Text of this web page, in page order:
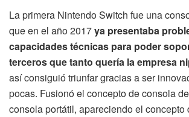
La primera Nintendo Switch fue una
que en el año 2017ya presentaba
capacidades técnicas para poder
terceros que tanto quería la empresa
así consiguió triunfar gracias a ser
pocas. Fusionó el concepto de consola
consola portátil, apareciendo el concepto